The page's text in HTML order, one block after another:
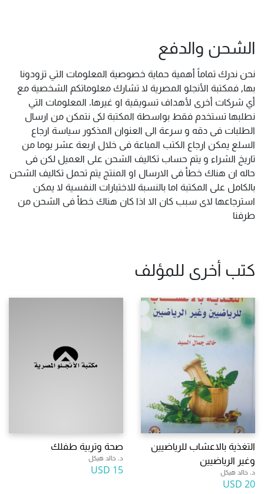
الشحن والدفع
نحن ندرك تماماً أهمية حماية خصوصية المعلومات التي تزودونا
بها, فمكتبة الأنجلو المصرية لا تشارك معلوماتكم الشخصية مع
أي شركات أخرى لأهداف تسويقية او غيرها. المعلومات التي
نطلبها تستخدم فقط بواسطة المكتبة لكى نتمكن من ارسال
الطلبات فى دقه و سرعة الى العنوان المذكور سياسة ارجاع
السلع يمكن ارجاع الكتب المباعة فى خلال اربعة عشر يوما من
تاريخ الشراء و يتم حساب تكاليف الشحن على العميل لكن فى
حاله ان هناك خطأ فى الارسال او المنتج يتم تحمل تكاليف الشحن
بالكامل على المكتبة اما بالنسبة للاختبارات النفسية لا يمكن
استرجاعها لاى سبب كان الا اذا كان هناك خطأ فى الشحن من
طرفنا
كتب أخرى للمؤلف
التغذية بالاعشاب للرياضيين
وغير الرياضيين
د. خالد هيكل
20 USD
صحة وتربية طفلك
د. خالد هيكل
15 USD